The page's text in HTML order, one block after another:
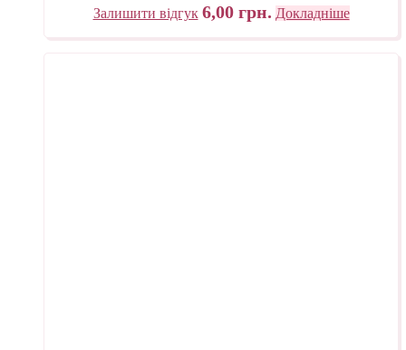
Залишити відгук 6,00 грн. Докладніше